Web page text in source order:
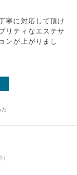
寧に対応して頂け
リティなエステサ
ンが上がりまし
た